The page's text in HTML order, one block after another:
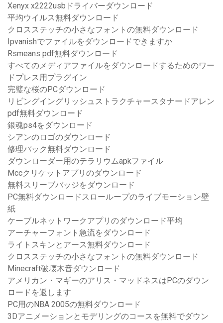
Xenyx x2222usbドライバーダウンロード
平均ウイルス無料ダウンロード
クロスステッチの小さなフォントの無料ダウンロード
Ipvanishでファイルをダウンロードできますか
Rsmeans pdf無料ダウンロード
すべてのメディアファイルをダウンロードするためのワー
ドプレス用プラグイン
完璧な桜のPCダウンロード
リビングイングリッシュストラクチャースタナードアレン
pdf無料ダウンロード
銀魂ps4をダウンロード
シアンのロゴのダウンロード
修理パック無料ダウンロード
ダウンローダー用のテラリウムapkファイル
Mccクリケットアプリのダウンロード
無料スリーブバッジをダウンロード
PC無料ダウンロードスローループのライブモーション壁
紙
ケーブルネットワークアプリのダウンロード平均
アーチャーフォント急流をダウンロード
ライトスキンとアース無料ダウンロード
クロスステッチの小さなフォントの無料ダウンロード
Minecraft破壊木音ダウンロード
アメリカン・マギーのアリス・マッドネスはPCのダウン
ロードを返します
PC用のNBA 2005の無料ダウンロード
3Dアニメーションとモデリングのコースを無料でダウン